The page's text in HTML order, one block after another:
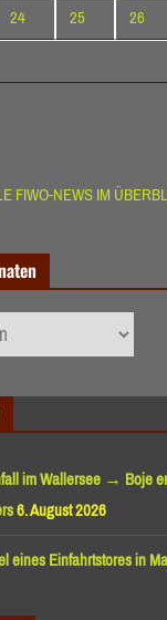
24 25 26
FIWO-NEWS IM
im Wallersee → Boje
6. August 2026
eines Einfahrtstores in